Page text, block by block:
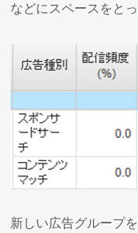
などにスペースをと
新しい広告グループ